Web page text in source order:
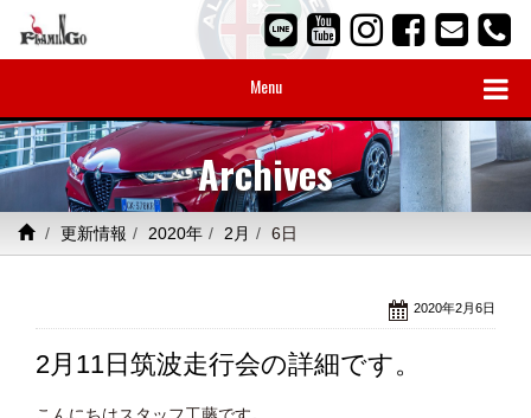
Menu
Archives
更新情報 2020年 2月 6日
2020年2月6日
2月11日筑波走行会の詳細です。